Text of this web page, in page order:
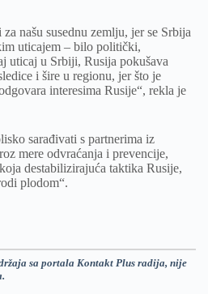
našu susednu zemlju, jer se Srbija
uticajem – bilo politički,
uticaj u Srbiji, Rusija pokušava
i šire u regionu, jer što je
interesima Rusije“, rekla je
sarađivati s partnerima iz
mere odvraćanja i prevencije,
destabilizirajuća taktika Rusije,
plodom“.
sa portala Kontakt Plus radija, nije